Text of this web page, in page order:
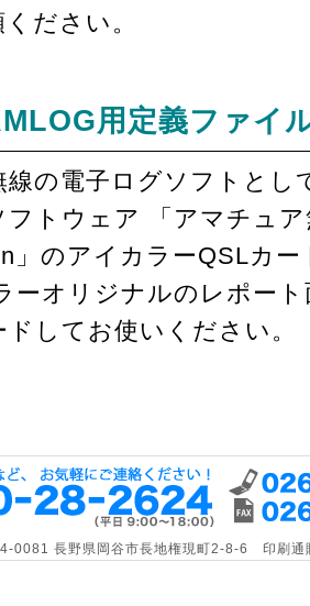
ださい。
用定義ファイ
線の電子ログソフトとし
フトウェア 「アマチュ
」のアイカラーQSLカ
ーオリジナルのレポー
してお使いください。
0081 長野県岡谷市長地権現町2-8-6 印刷通